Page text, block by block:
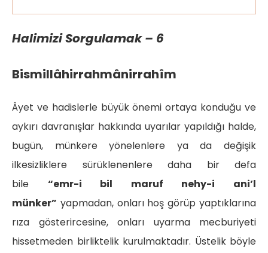
Halimizi Sorgulamak – 6
Bismillâhirrahmânirrahîm
Âyet ve hadislerle büyük önemi ortaya konduğu ve
aykırı davranışlar hakkında uyarılar yapıldığı halde,
bugün, münkere yönelenlere ya da değişik
ilkesizliklere sürüklenenlere daha bir defa
bile “emr-i bil maruf nehy-i ani’l
münker” yapmadan, onları hoş görüp yaptıklarına
rıza gösterircesine, onları uyarma mecburiyeti
hissetmeden birliktelik kurulmaktadır. Üstelik böyle